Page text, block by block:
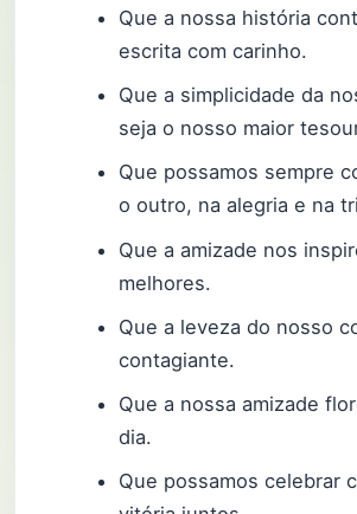
Que a nossa história
escrita com carinho.
Que a simplicidade da
seja o nosso maior
Que possamos sempre
o outro, na alegria e na
Que a amizade nos
melhores.
Que a leveza do nosso
contagiante.
Que a nossa amizade
dia.
Que possamos celebrar